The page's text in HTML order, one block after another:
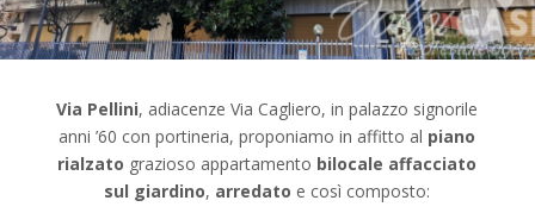
Via Pellini, adiacenze Via Cagliero, in palazzo signorile
anni ’60 con portineria, proponiamo in affitto al piano
rialzato grazioso appartamento bilocale affacciato
sul giardino, arredato e così composto: